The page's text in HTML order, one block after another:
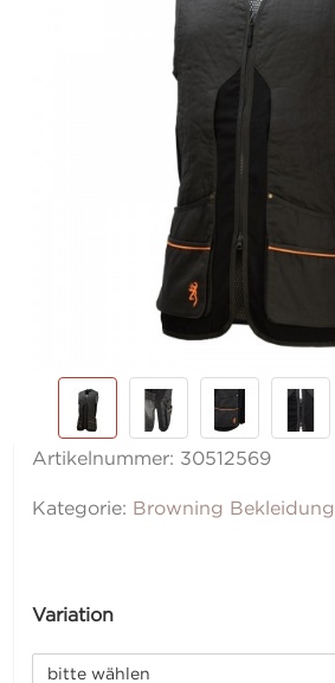
Artikelnummer: 30512569
Kategorie: Browning Bekleidung
Variation
bitte wählen